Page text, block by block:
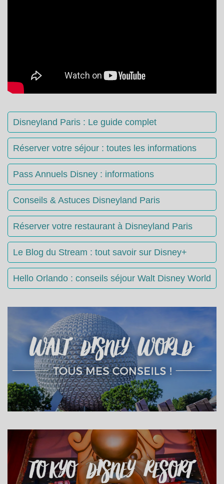
Disneyland Paris : Le guide complet
Réserver votre séjour : toutes les informations
Pass Annuels Disney : informations
Conseils & Astuces Disneyland Paris
Réserver votre restaurant à Disneyland Paris
Le Blog du Stream : tout savoir sur Disney+
Hello Orlando : conseils séjour Walt Disney World